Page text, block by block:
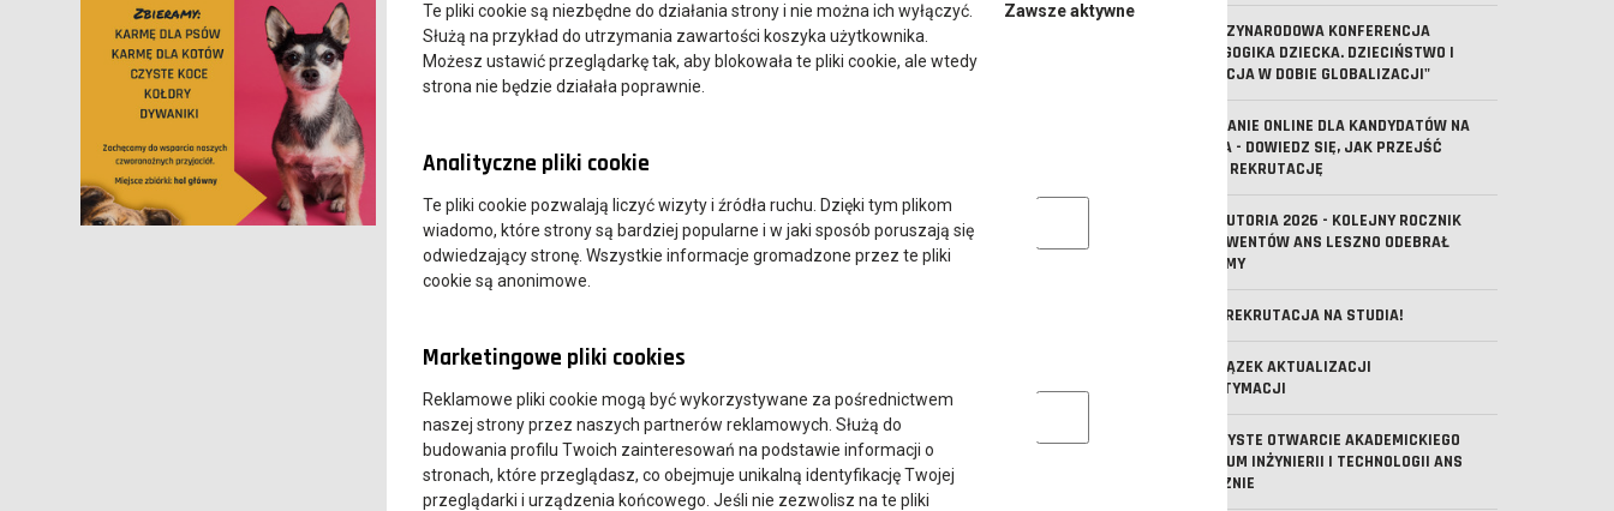
V MIĘDZYNARODOWA KONFERENCJA
"PEDAGOGIKA DZIECKA. DZIECIŃSTWO I
EDUKACJA W DOBIE GLOBALIZACJI"
SPOTKANIE ONLINE DLA KANDYDATÓW NA
STUDIA - DOWIEDZ SIĘ, JAK PRZEJŚĆ
PRZEZ REKRUTACJĘ
ABSOLUTORIA 2026 - KOLEJNY ROCZNIK
ABSOLWENTÓW ANS LESZNO ODEBRAŁ
DYPLOMY
TRWA REKRUTACJA NA STUDIA!
OBOWIĄZEK AKTUALIZACJI
MLEGITYMACJI
UROCZYSTE OTWARCIE AKADEMICKIEGO
CENTRUM INŻYNIERII I TECHNOLOGII ANS
W LESZNIE
Te pliki cookie są niezbędne do działania strony i nie można ich wyłączyć.
Służą na przykład do utrzymania zawartości koszyka użytkownika.
Możesz ustawić przeglądarkę tak, aby blokowała te pliki cookie, ale wtedy
strona nie będzie działała poprawnie.
Zawsze aktywne
Analityczne pliki cookie
Te pliki cookie pozwalają liczyć wizyty i źródła ruchu. Dzięki tym plikom
wiadomo, które strony są bardziej popularne i w jaki sposób poruszają się
odwiedzający stronę. Wszystkie informacje gromadzone przez te pliki
cookie są anonimowe.
Analityczne pliki cookie
Marketingowe pliki cookies
Reklamowe pliki cookie mogą być wykorzystywane za pośrednictwem
naszej strony przez naszych partnerów reklamowych. Służą do
budowania profilu Twoich zainteresowań na podstawie informacji o
stronach, które przeglądasz, co obejmuje unikalną identyfikację Twojej
przeglądarki i urządzenia końcowego. Jeśli nie zezwolisz na te pliki
Marketingowe pliki cookies